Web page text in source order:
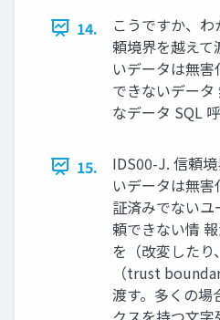
14.
こうですか、
頼境界を越え
いデータは無
できないデー
なデータ SQL
15.
IDS00-J. 信頼
いデータは無
証済みでない
頼できない情
を（改変した
（trust
渡す。多くの場